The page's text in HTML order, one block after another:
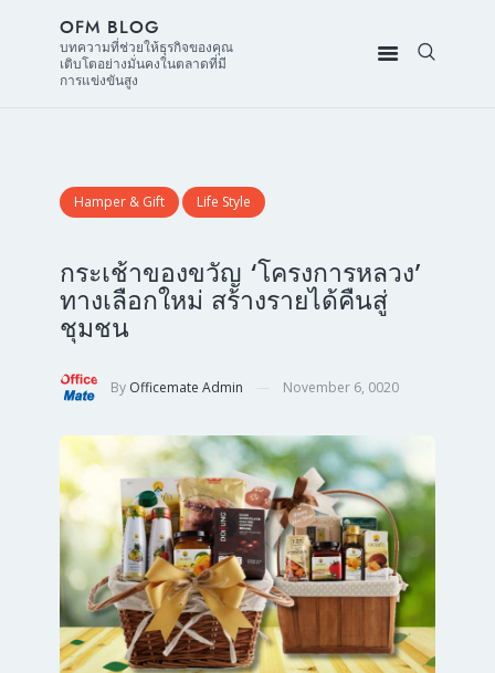
OFM BLOG
บทความที่ช่วยให้ธุรกิจของคุณ
เติบโตอย่างมั่นคงในตลาดที่มี
การแข่งขันสูง
Hamper & Gift Life Style
กระเช้าของขวัญ ‘โครงการหลวง’
ทางเลือกใหม่ สร้างรายได้คืนสู่
ชุมชน
By Officemate Admin November 6, 0020